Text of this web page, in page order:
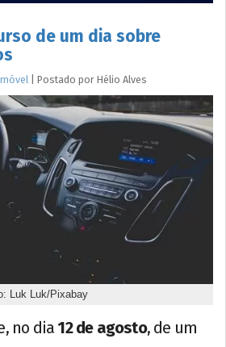
de um dia sobre
Postado por Hélio Alves
Luk Luk/Pixabay
no dia 12 de agosto, de um